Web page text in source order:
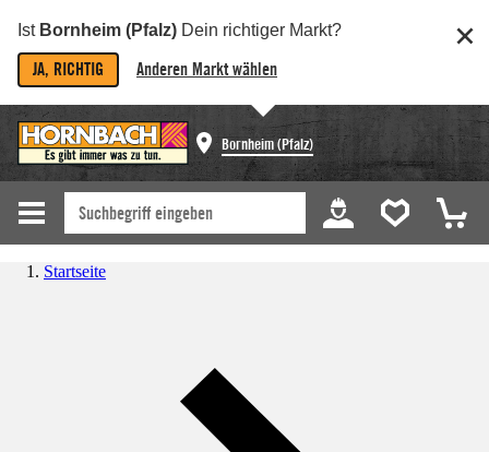
Ist Bornheim (Pfalz) Dein richtiger Markt?
JA, RICHTIG Anderen Markt wählen
Bornheim (Pfalz)
Startseite